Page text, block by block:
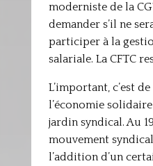
moderniste de la
demander s’il ne
participer à la
salariale. La CFTC
L’important, c’est
l’économie
jardin syndical. Au 19
mouvement
l’addition d’un